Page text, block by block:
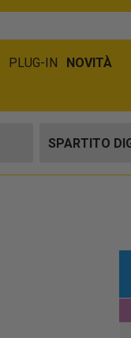
PLUG-IN
NOVITÀ
SPARTITO